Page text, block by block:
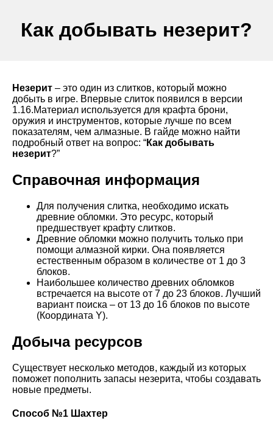
Как добывать незерит?
Незерит – это один из слитков, который можно
добыть в игре. Впервые слиток появился в версии
1.16.Материал используется для крафта брони,
оружия и инструментов, которые лучше по всем
показателям, чем алмазные. В гайде можно найти
подробный ответ на вопрос: “Как добывать
незерит?”
Справочная информация
Для получения слитка, необходимо искать
древние обломки. Это ресурс, который
предшествует крафту слитков.
Древние обломки можно получить только при
помощи алмазной кирки. Она появляется
естественным образом в количестве от 1 до 3
блоков.
Наибольшее количество древних обломков
встречается на высоте от 7 до 23 блоков. Лучший
вариант поиска – от 13 до 16 блоков по высоте
(Координата Y).
Добыча ресурсов
Существует несколько методов, каждый из которых
поможет пополнить запасы незерита, чтобы создавать
новые предметы.
Способ №1 Шахтер